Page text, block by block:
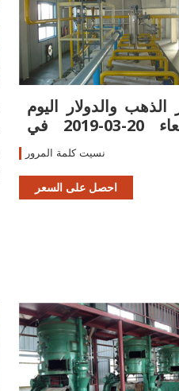
والدولار اليوم
الأربعاء 20-03-2019 في
البنوك
نسيت كلمة المرور
احصل على السعر